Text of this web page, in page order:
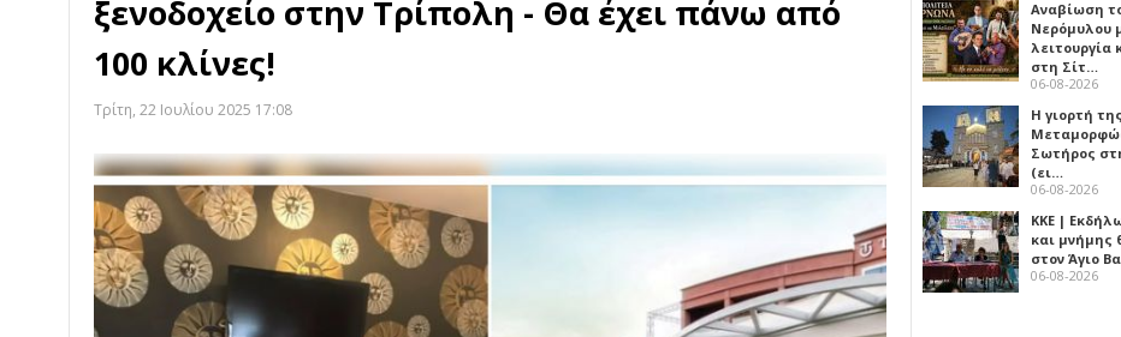
ξενοδοχείο στην Τρίπολη - Θα έχει πάνω από
100 κλίνες!
Τρίτη, 22 Ιουλίου 2025 17:08
Αναβίωση
Νερόμυλου
λειτουργία
στη Σίτ…
06-08-2026
Η γιορτή της
Σωτήρος
(ει…
06-08-2026
ΚΚΕ |
και μνήμης
στον Άγιο
06-08-2026